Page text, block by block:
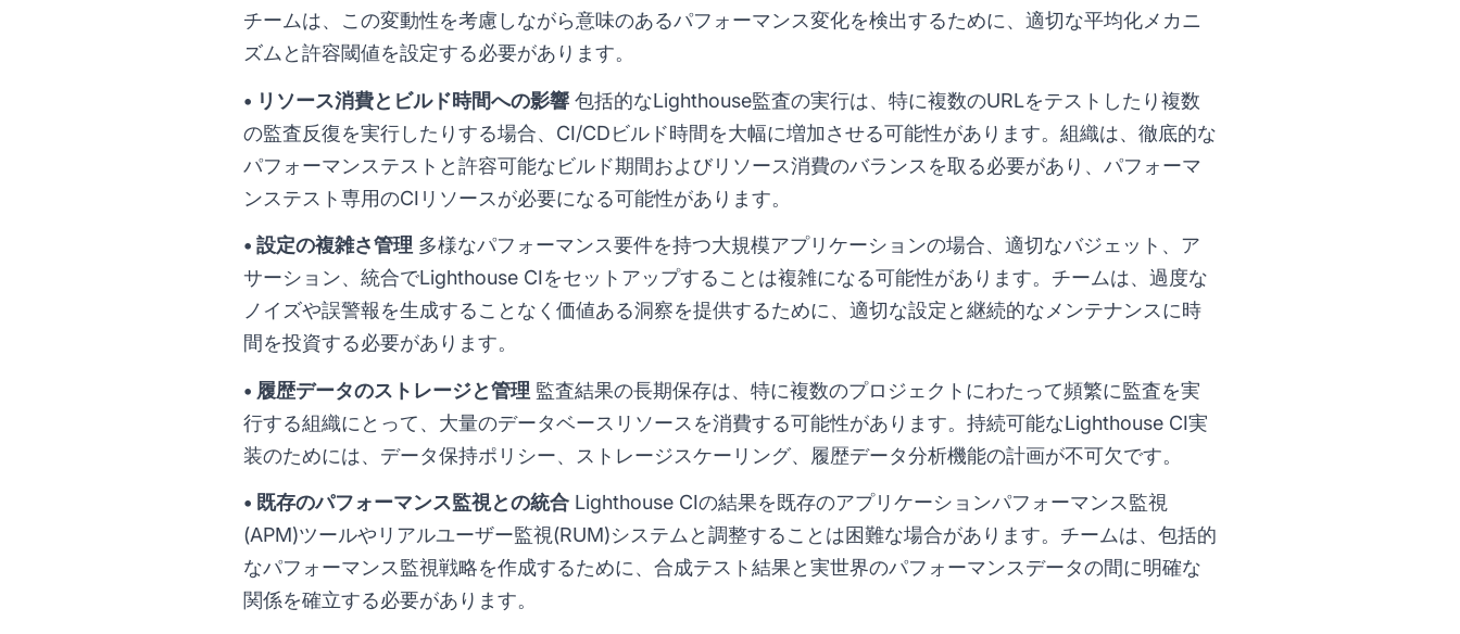
チームは、この変動性を考慮しながら意味のあるパフォーマンス変化を検出するために、適切な平均化メカニ
ズムと許容閾値を設定する必要があります。
• リソース消費とビルド時間への影響 包括的なLighthouse監査の実行は、特に複数のURLをテストしたり複数
の監査反復を実行したりする場合、CI/CDビルド時間を大幅に増加させる可能性があります。組織は、徹底的な
パフォーマンステストと許容可能なビルド期間およびリソース消費のバランスを取る必要があり、パフォーマ
ンステスト専用のCIリソースが必要になる可能性があります。
• 設定の複雑さ管理 多様なパフォーマンス要件を持つ大規模アプリケーションの場合、適切なバジェット、ア
サーション、統合でLighthouse CIをセットアップすることは複雑になる可能性があります。チームは、過度な
ノイズや誤警報を生成することなく価値ある洞察を提供するために、適切な設定と継続的なメンテナンスに時
間を投資する必要があります。
• 履歴データのストレージと管理 監査結果の長期保存は、特に複数のプロジェクトにわたって頻繁に監査を実
行する組織にとって、大量のデータベースリソースを消費する可能性があります。持続可能なLighthouse CI実
装のためには、データ保持ポリシー、ストレージスケーリング、履歴データ分析機能の計画が不可欠です。
• 既存のパフォーマンス監視との統合 Lighthouse CIの結果を既存のアプリケーションパフォーマンス監視
(APM)ツールやリアルユーザー監視(RUM)システムと調整することは困難な場合があります。チームは、包括的
なパフォーマンス監視戦略を作成するために、合成テスト結果と実世界のパフォーマンスデータの間に明確な
関係を確立する必要があります。